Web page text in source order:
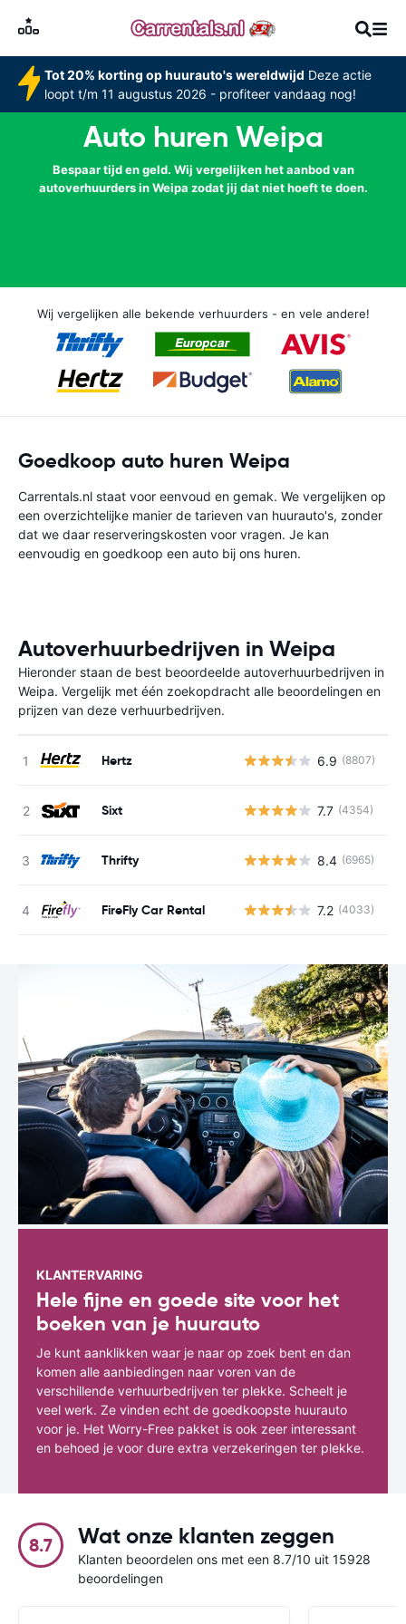
Tot 20% korting op huurauto's wereldwijd Deze actie
loopt t/m 11 augustus 2026 - profiteer vandaag nog!
Auto huren Weipa
Bespaar tijd en geld. Wij vergelijken het aanbod van
autoverhuurders in Weipa zodat jij dat niet hoeft te doen.
Wij vergelijken alle bekende verhuurders - en vele andere!
Goedkoop auto huren Weipa
Carrentals.nl staat voor eenvoud en gemak. We vergelijken op
een overzichtelijke manier de tarieven van huurauto's, zonder
dat we daar reserveringskosten voor vragen. Je kan
eenvoudig en goedkoop een auto bij ons huren.
Autoverhuurbedrijven in Weipa
Hieronder staan de best beoordeelde autoverhuurbedrijven in
Weipa. Vergelijk met één zoekopdracht alle beoordelingen en
prijzen van deze verhuurbedrijven.
Hertz 6.9 (8807)
Sixt 7.7 (4354)
Thrifty 8.4 (6965)
FireFly Car Rental 7.2 (4033)
KLANTERVARING
Hele fijne en goede site voor het
boeken van je huurauto
Je kunt aanklikken waar je naar op zoek bent en dan
komen alle aanbiedingen naar voren van de
verschillende verhuurbedrijven ter plekke. Scheelt je
veel werk. Ze vinden echt de goedkoopste huurauto
voor je. Het Worry-Free pakket is ook zeer interessant
en behoed je voor dure extra verzekeringen ter plekke.
8.7 Wat onze klanten zeggen
Klanten beoordelen ons met een 8.7/10 uit 15928
beoordelingen